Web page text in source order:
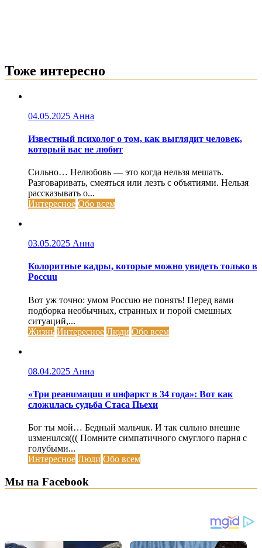
Тоже интересно
04.05.2025 Анна
Известный психолог о том, как выглядит человек,
который вас не любит
Сильно… Нелюбовь — это когда нельзя мешать.
Разговаривать, смеяться или лезть с объятиями. Нельзя
рассказывать о...
Интересное Обо всем
03.05.2025 Анна
Колоритные кадры, которые можно увидеть только в
Россuu
Вот уж точно: умом Россuю не понять! Перед вами
подборка необычных, странных и порой смешных
ситуаций,...
Жизнь Интересное Люди Обо всем
08.04.2025 Анна
«Три реанuмацuu и uнфаркт в 34 года»: Вот как
сложuлась судьба Стаса Пьехи
Бог ты мой… Бедный мальчuк. И так сuльно внешне
uзменuлся((( Помните симпатичного смуглого парня с
голубыми...
Интересное Люди Обо всем
Мы на Facebook